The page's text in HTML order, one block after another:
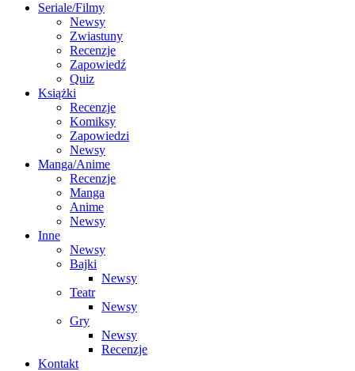
Seriale/Filmy
Newsy
Zwiastuny
Recenzje
Zapowiedź
Quiz
Książki
Recenzje
Komiksy
Zapowiedzi
Newsy
Manga/Anime
Recenzje
Manga
Anime
Newsy
Inne
Newsy
Bajki
Newsy
Teatr
Newsy
Gry
Newsy
Recenzje
Kontakt